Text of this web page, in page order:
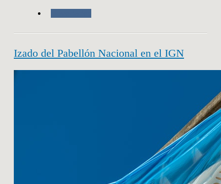
Izado del Pabellón Nacional en el IGN